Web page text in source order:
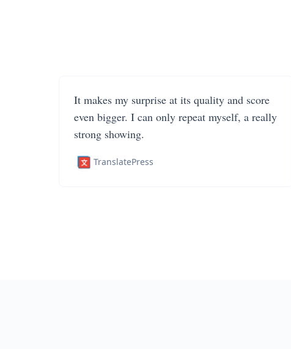
It makes my surprise at its quality and score
even bigger. I can only repeat myself, a really
strong showing.
TranslatePress